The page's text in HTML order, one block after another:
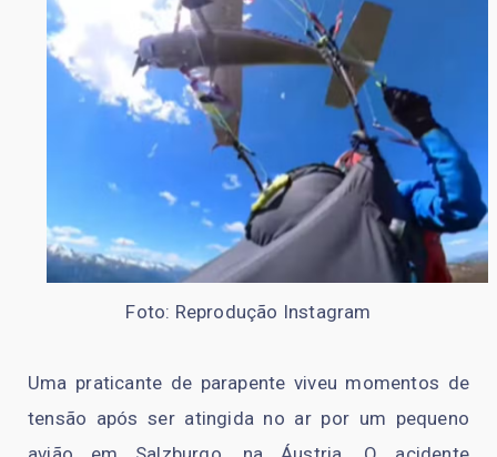
Foto: Reprodução Instagram
Uma praticante de parapente viveu momentos de
tensão após ser atingida no ar por um pequeno